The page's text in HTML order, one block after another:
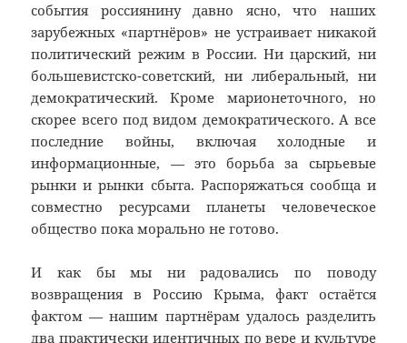
события россиянину давно ясно, что наших
зарубежных «партнёров» не устраивает никакой
политический режим в России. Ни царский, ни
большевистско-советский, ни либеральный, ни
демократический. Кроме марионеточного, но
скорее всего под видом демократического. А все
последние войны, включая холодные и
информационные, — это борьба за сырьевые
рынки и рынки сбыта. Распоряжаться сообща и
совместно ресурсами планеты человеческое
общество пока морально не готово.
И как бы мы ни радовались по поводу
возвращения в Россию Крыма, факт остаётся
фактом — нашим партнёрам удалось разделить
два практически идентичных по вере и культуре